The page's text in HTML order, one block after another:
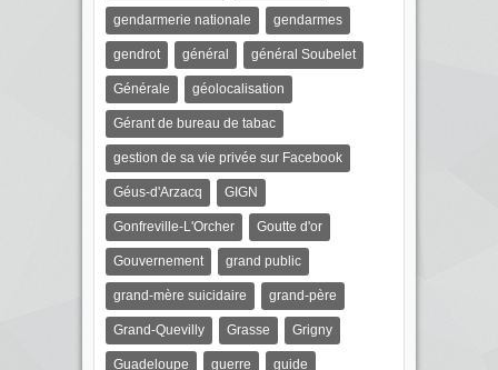
gendarmerie nationale gendarmes
gendrot général général Soubelet
Générale géolocalisation
Gérant de bureau de tabac
gestion de sa vie privée sur Facebook
Géus-d'Arzacq GIGN
Gonfreville-L'Orcher Goutte d'or
Gouvernement grand public
grand-mère suicidaire grand-père
Grand-Quevilly Grasse Grigny
Guadeloupe guerre guide